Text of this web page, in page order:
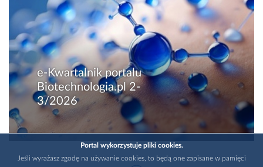
e-Kwartalnik portalu
Biotechnologia.pl 2-
3/2026
Portal wykorzystuje pliki cookies.
Jeśli wyrażasz zgodę na używanie cookies, to będą one zapisane w pamięci